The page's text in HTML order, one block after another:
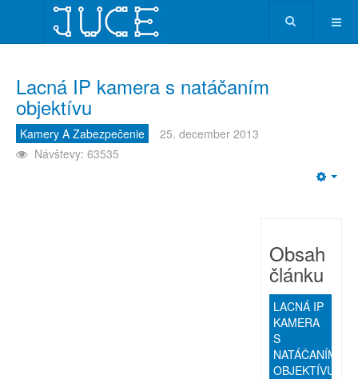
Lacná IP kamera s natáčaním
objektívu
Kamery A Zabezpečenie
25. december 2013
Návštevy: 63535
Obsah
článku
LACNÁ IP
KAMERA
S
NATÁČANÍM
OBJEKTÍVU